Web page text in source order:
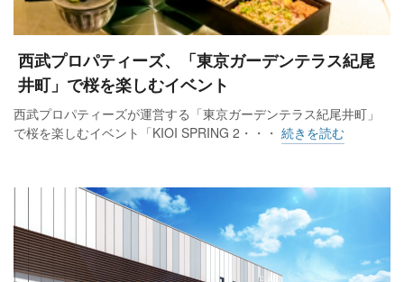
西武プロパティーズ、「東京ガーデンテラス紀尾
井町」で桜を楽しむイベント
西武プロパティーズが運営する「東京ガーデンテラス紀尾井町」
で桜を楽しむイベント「KIOI SPRING 2・・・ 続きを読む